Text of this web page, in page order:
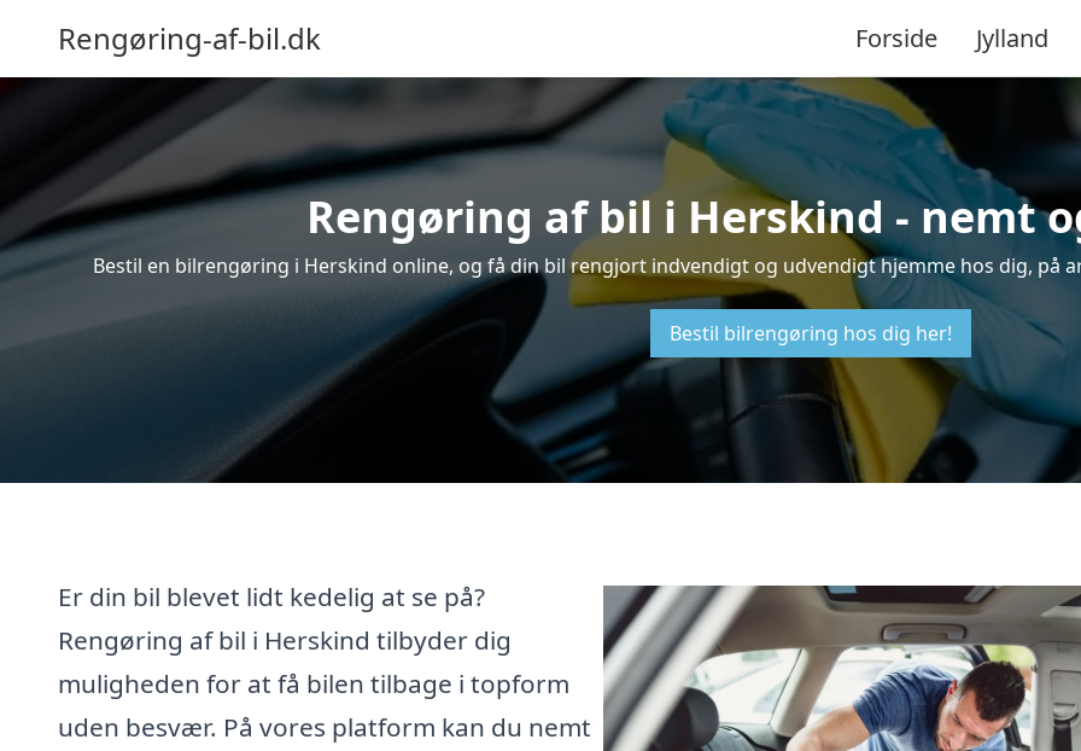
Rengøring-af-bil.dk Forside Jylland
Rengøring af bil i Herskind - nemt
Bestil en bilrengøring i Herskind online, og få din bil rengjort indvendigt og udvendigt hjemme hos dig, på
Bestil bilrengøring hos dig her!
Er din bil blevet lidt kedelig at se på?
Rengøring af bil i Herskind tilbyder dig
muligheden for at få bilen tilbage i topform
uden besvær. På vores platform kan du nemt